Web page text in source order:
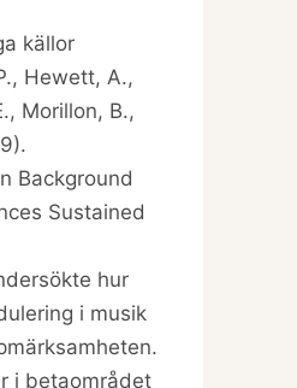
källor
Hewett, A.,
Morillon, B.,
Background
Sustained
hur
i musik
i betaområdet